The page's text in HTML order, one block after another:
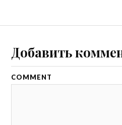
Добавить
COMMENT